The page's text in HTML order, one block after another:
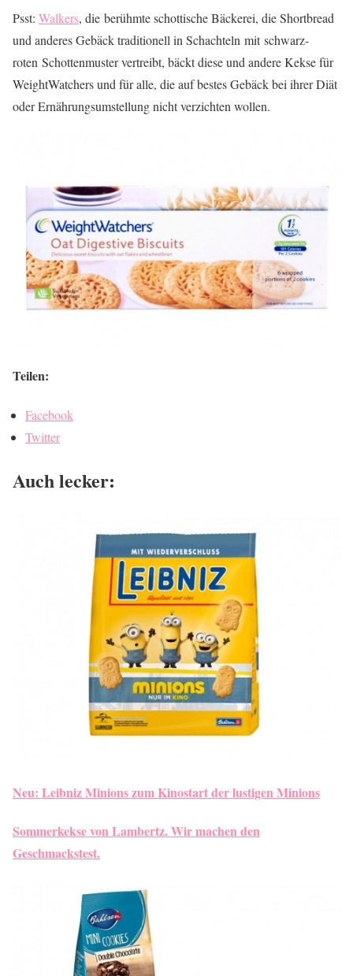
Psst: Walkers, die berühmte schottische Bäckerei, die Shortbread
und anderes Gebäck traditionell in Schachteln mit schwarz-
roten Schottenmuster vertreibt, bäckt diese und andere Kekse für
WeightWatchers und für alle, die auf bestes Gebäck bei ihrer Diät
oder Ernährungsumstellung nicht verzichten wollen.
Teilen:
Facebook
Twitter
Auch lecker:
Neu: Leibniz Minions zum Kinostart der lustigen Minions
Sommerkekse von Lambertz. Wir machen den
Geschmackstest.